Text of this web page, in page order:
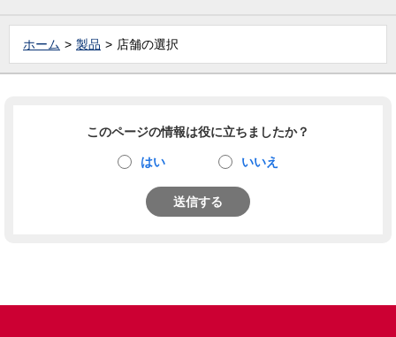
ホーム 製品 店舗の選択
このページの情報は役に立ちましたか？
はい いいえ
送信する